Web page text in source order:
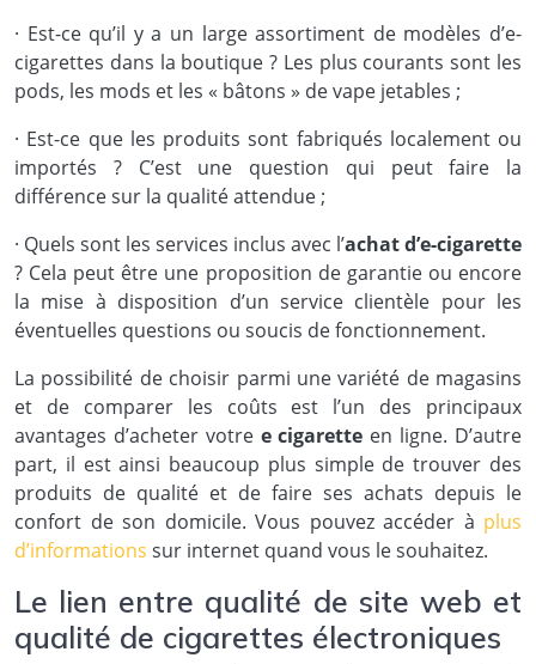
· Est-ce qu’il y a un large assortiment de modèles d’e-
cigarettes dans la boutique ? Les plus courants sont les
pods, les mods et les « bâtons » de vape jetables ;
· Est-ce que les produits sont fabriqués localement ou
importés ? C’est une question qui peut faire la
différence sur la qualité attendue ;
· Quels sont les services inclus avec l’achat d’e-cigarette
? Cela peut être une proposition de garantie ou encore
la mise à disposition d’un service clientèle pour les
éventuelles questions ou soucis de fonctionnement.
La possibilité de choisir parmi une variété de magasins
et de comparer les coûts est l’un des principaux
avantages d’acheter votre e cigarette en ligne. D’autre
part, il est ainsi beaucoup plus simple de trouver des
produits de qualité et de faire ses achats depuis le
confort de son domicile. Vous pouvez accéder à plus
d’informations sur internet quand vous le souhaitez.
Le lien entre qualité de site web et
qualité de cigarettes électroniques